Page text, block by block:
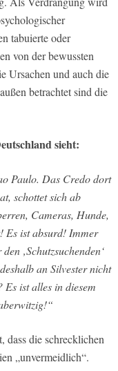
tabuierte oder
von der bewussten
Ursachen und auch die
betrachtet sind die
sieht:
Paulo. Das Credo dort
schottet sich ab
Cameras, Hunde,
Es ist absurd! Immer
‚Schutzsuchenden‘
an Silvester nicht
ist alles in diesem
dass die schrecklichen
„unvermeidlich“.